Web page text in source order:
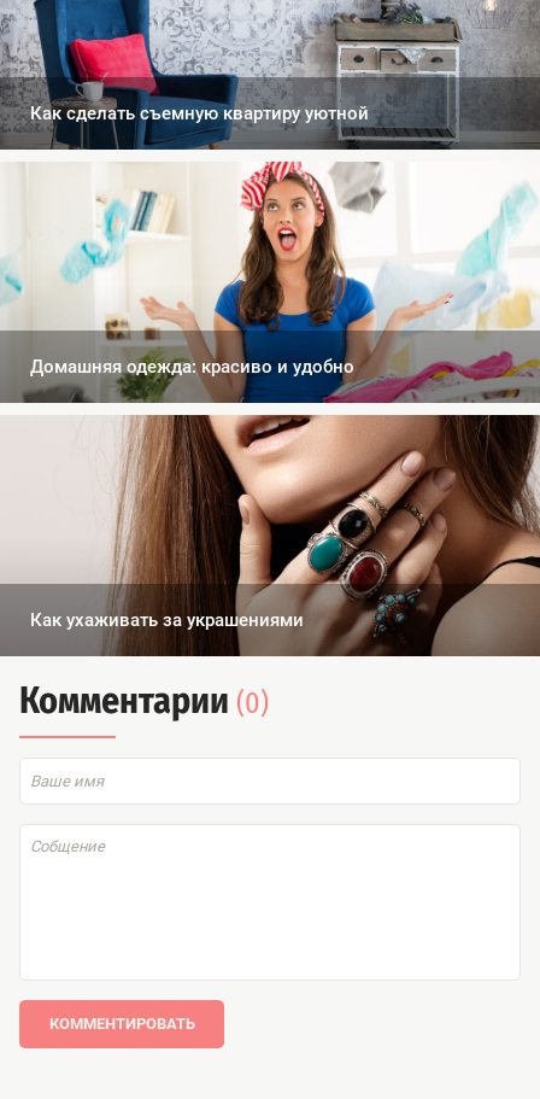
Как сделать съемную квартиру уютной
Домашняя одежда: красиво и удобно
Как ухаживать за украшениями
Комментарии (0)
КОММЕНТИРОВАТЬ